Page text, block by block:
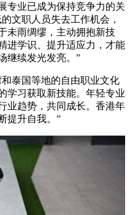
专业已成为保持竞争力的关
文职人员失去工作机会，
未雨绸缪，主动拥抱新技
进学识、提升适应力，才能
继续发光发亮。”
泰国等地的自由职业文化
学习获取新技能。年轻专业
业趋势，共同成长。香港年
提升自我。”